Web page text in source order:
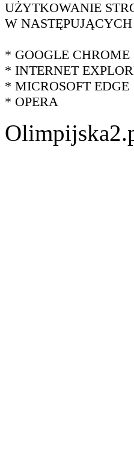
UŻYTKOWANIE
W
* GOOGLE CHROME
* INTERNET
* MICROSOFT EDGE
* OPERA